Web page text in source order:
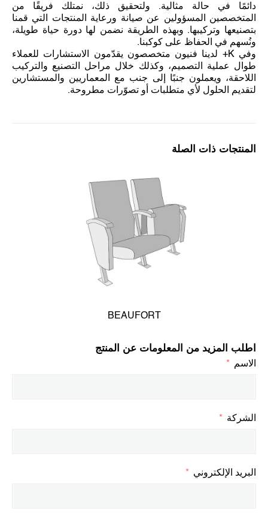
دائمًا في حالة مثالية. ولتحقيق ذلك، نمتلك فريقًا من
المتخصصين المسؤولين عن صيانة ورعاية المنتجات التي قمنا
بتصنيعها وتركيبها. وبهذه الطريقة نضمن لها دورة حياة طويلة،
ونُسهم في الحفاظ على كوكبنا.
وفي K+ لدينا فنيون متخصصون يقدّمون الاستشارات للعملاء
طوال عملية التصميم، وكذلك خلال مراحل التصنيع والتركيب
اللاحقة، ويعملون جنبًا إلى جنب مع المعماريين والمستشارين
لتقديم الحلول لأي متطلبات أو تصوّرات مطروحة.
المنتجات ذات الصلة
BEAUFORT
اطلب المزيد من المعلومات عن المنتج
الاسم
الشركة
البريد الإلكتروني